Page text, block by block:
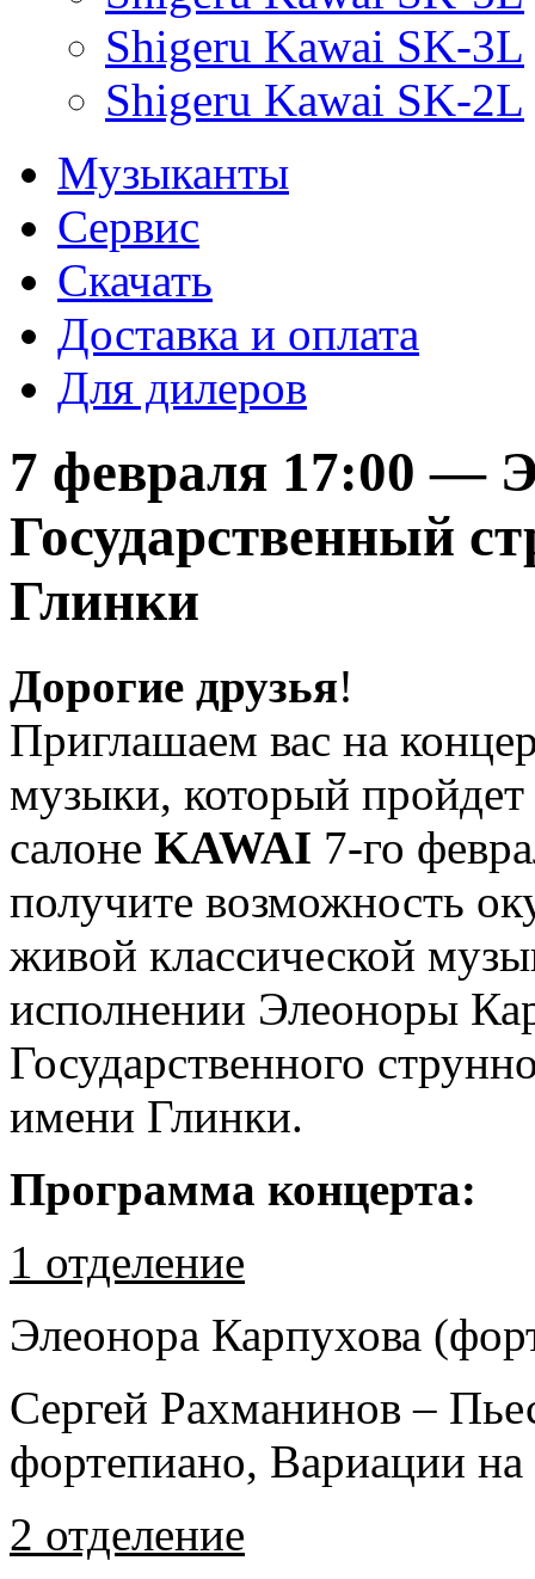
Shigeru Kawai SK-3L
Shigeru Kawai SK-2L
Музыканты
Сервис
Скачать
Доставка и оплата
Для дилеров
7 февраля 17:00 —
Государственный
Глинки
Дорогие друзья!
Приглашаем вас на
музыки, который
салоне KAWAI 7-го
получите возможность
живой классической
исполнении Элеоноры
Государственного
имени Глинки.
Программа концерта:
1 отделение
Элеонора Карпухова
Сергей Рахманинов –
фортепиано, Вариации
2 отделение